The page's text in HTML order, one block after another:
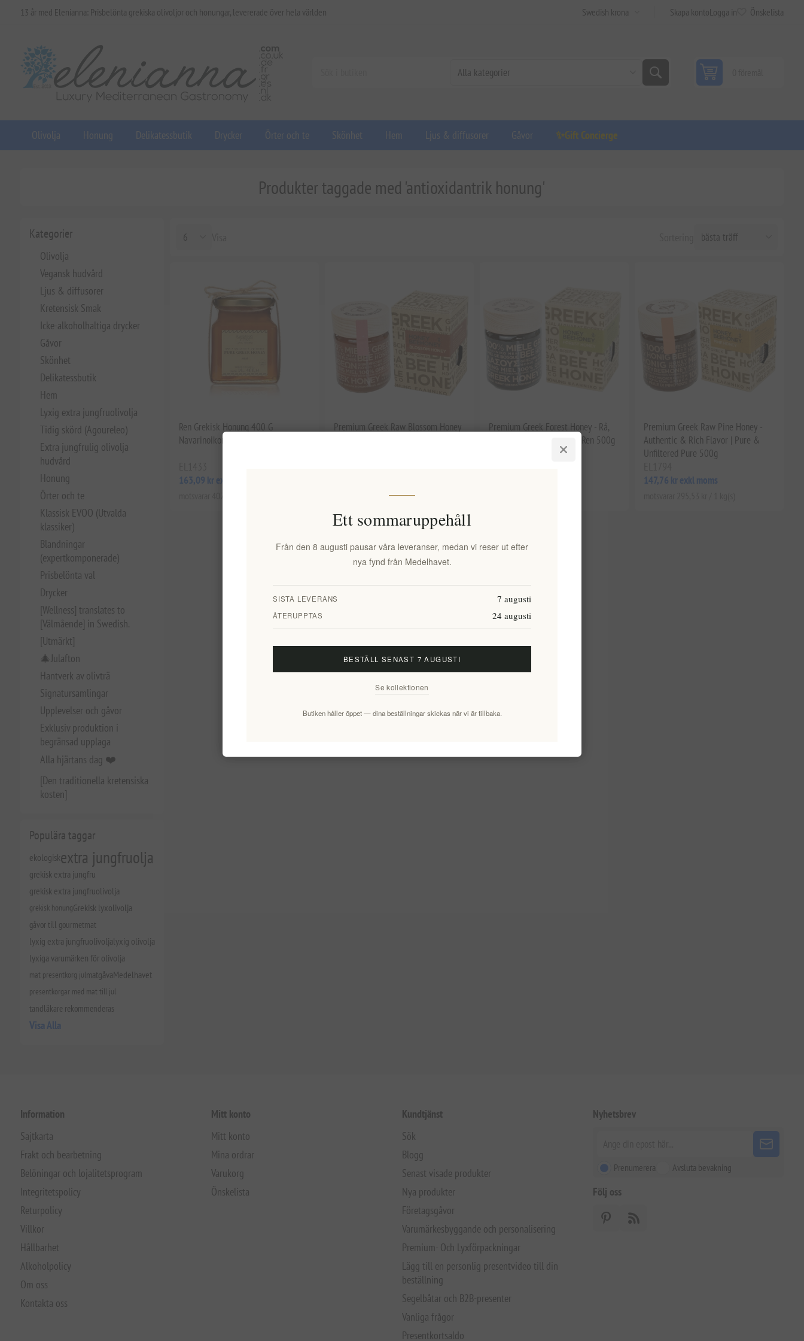
13 år med Elenianna: Prisbelönta grekiska olivoljor och honungar, levererade över hela världen Skapa kontoLogga in Önskelista
Olivolja Honung Delikatessbutik Drycker Örter och te Skönhet Hem Ljus & diffusorer Gåvor ✨Gift Concierge
Kategorier
Olivolja
Vegansk hudvård
Ljus & diffusorer
Kretensisk Smak
Icke-alkoholhaltiga drycker
Gåvor
Skönhet
Delikatessbutik
Hem
Lyxig extra jungfruolivolja
Tidig skörd (Agoureleo)
Extra jungfrulig olivolja
hudvård
Honung
Örter och te
Klassisk EVOO (Utvalda
klassiker)
Blandningar
(expertkomponerade)
Prisbelönta val
Drycker
[Wellness] translates to
[Välmående] in Swedish.
[Utmärkt]
🎄Julafton
Hantverk av olivträ
Signatursamlingar
Upplevelser och gåvor
Exklusiv produktion i
begränsad upplaga
Alla hjärtans dag ❤️
[Den traditionella kretensiska
kosten]
Populära taggar
ekologiskextra jungfruolja
grekisk extra jungfru
grekisk extra jungfruolivolja
grekisk honungGrekisk lyxolivolja
gåvor till gourmetmat
lyxig extra jungfruolivoljalyxig olivolja
lyxiga varumärken för olivolja
mat presentkorg julmatgåvaMedelhavet
presentkorgar med mat till jul
tandläkare rekommenderas
Visa Alla
Produkter taggade med 'antioxidantrik honung'
Ren Grekisk Honung 400 G
Navarinoikoner
163,09 kr exkl moms
Premium Greek Raw Blossom Honey
motsvarar 286,77 kr / 1 kg(s)
Premium Greek Forest Honey - Rå,
Ekologisk, Naturlig, 100% Ren 500g
Premium Greek Raw Pine Honey -
Authentic & Rich Flavor | Pure &
Unfiltered Pure 500g
147,76 kr exkl moms
Information
Sajtkarta
Frakt och bearbetning
Belöningar och lojalitetsprogram
Integritetspolicy
Returpolicy
Villkor
Hållbarhet
Alkoholpolicy
Om oss
Kontakta oss
Mitt konto
Mitt konto
Mina ordrar
Varukorg
Önskelista
Kundtjänst
Sök
Blogg
Senast visade produkter
Nya produkter
Företagsgåvor
Varumärkesbyggande och personalisering
Premium- Och Lyxförpackningar
Lägg till en personlig presentvideo till din
beställning
Segelbåtar och B2B-presenter
Vanliga frågor
Presentkortsaldo
Nyhetsbrev
Prenumerera Avsluta bevakning
Följ oss
Ett sommaruppehåll
Från den 8 augusti pausar våra leveranser, medan vi reser ut efter
nya fynd från Medelhavet.
SISTA LEVERANS 7 augusti
ÅTERUPPTAS 24 augusti
BESTÄLL SENAST 7 AUGUSTI
Se kollektionen
Butiken håller öppet — dina beställningar skickas när vi är tillbaka.